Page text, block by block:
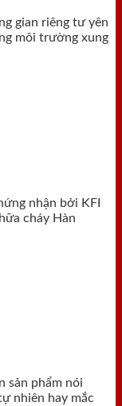
gian riêng tư yên
môi trường xung
nhận bởi KFI
cháy Hàn
sản phẩm nói
nhiên hay mắc